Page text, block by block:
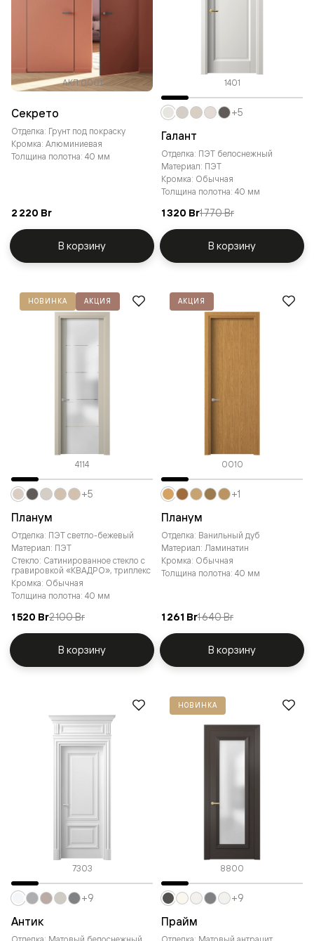
АКП 0001
Секрето
Отделка: Грунт под покраску
Кромка: Алюминиевая
Толщина полотна: 40 мм
2 220 Br
В корзину
1401
Галант
Отделка: ПЭТ белоснежный
Материал: ПЭТ
Кромка: Обычная
Толщина полотна: 40 мм
1 320 Br1 770 Br
+5
В корзину
НОВИНКА АКЦИЯ
4114
Планум
Отделка: ПЭТ светло-бежевый
Материал: ПЭТ
Стекло: Сатинированное стекло с
гравировкой «КВАДРО», триплекс
Кромка: Обычная
Толщина полотна: 40 мм
1 520 Br2 100 Br
+5
В корзину
АКЦИЯ
0010
Планум
Отделка: Ванильный дуб
Материал: Ламинатин
Кромка: Обычная
Толщина полотна: 40 мм
1 261 Br1 640 Br
+1
В корзину
7303
Антик
+9
НОВИНКА
8800
Прайм
+9